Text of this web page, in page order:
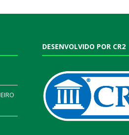
DESENVOLVIDO POR CR2